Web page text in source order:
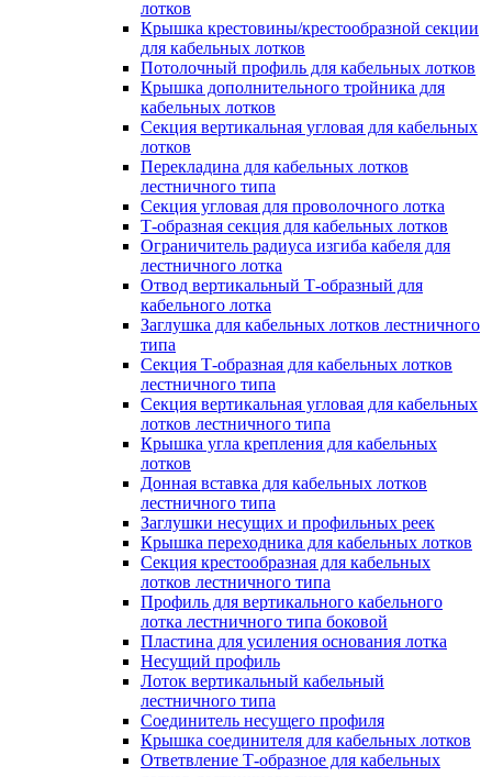
лотков
Крышка крестовины/крестообразной секции
для кабельных лотков
Потолочный профиль для кабельных лотков
Крышка дополнительного тройника для
кабельных лотков
Секция вертикальная угловая для кабельных
лотков
Перекладина для кабельных лотков
лестничного типа
Секция угловая для проволочного лотка
Т-образная секция для кабельных лотков
Ограничитель радиуса изгиба кабеля для
лестничного лотка
Отвод вертикальный Т-образный для
кабельного лотка
Заглушка для кабельных лотков лестничного
типа
Секция Т-образная для кабельных лотков
лестничного типа
Секция вертикальная угловая для кабельных
лотков лестничного типа
Крышка угла крепления для кабельных
лотков
Донная вставка для кабельных лотков
лестничного типа
Заглушки несущих и профильных реек
Крышка переходника для кабельных лотков
Секция крестообразная для кабельных
лотков лестничного типа
Профиль для вертикального кабельного
лотка лестничного типа боковой
Пластина для усиления основания лотка
Несущий профиль
Лоток вертикальный кабельный
лестничного типа
Соединитель несущего профиля
Крышка соединителя для кабельных лотков
Ответвление Т-образное для кабельных